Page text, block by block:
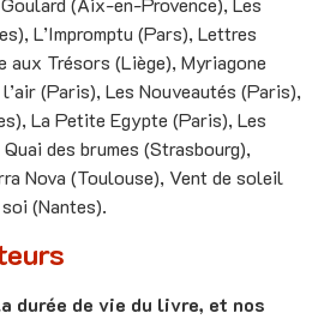
L’Impromptu (Pars), Lettres
aux Trésors (Liège), Myriagone
(Paris), Les Nouveautés (Paris),
La Petite Egypte (Paris), Les
des brumes (Strasbourg),
Nova (Toulouse), Vent de soleil
(Nantes).
durée de vie du livre, et nos